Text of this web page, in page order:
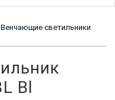
Венчающие светильники
Bl